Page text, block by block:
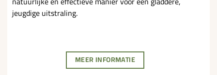
jeugdige uitstraling.
MEER INFORMATIE